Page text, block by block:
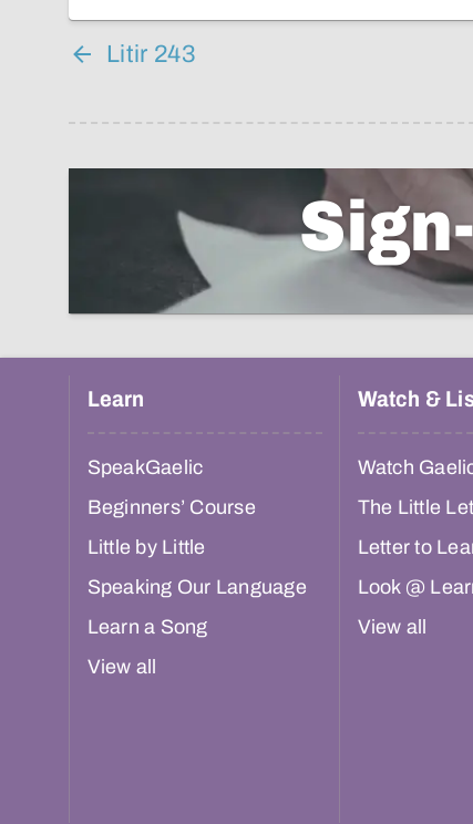
Litir 243
Learn
SpeakGaelic
Beginners’ Course
Little by Little
Speaking Our Language
Learn a Song
View all
Watch &
Watch
The Little
Letter to
Look @
View all